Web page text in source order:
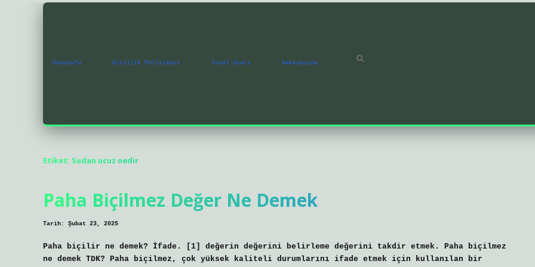
Anasayfa Gizlilik Politikası Yasal Uyarı Hakkımızda
Etiket: Sudan ucuz nedir
Paha Biçilmez Değer Ne Demek
Tarih: Şubat 23, 2025
Paha biçilir ne demek? İfade. [1] değerin değerini belirleme değerini takdir etmek. Paha biçilmez
ne demek TDK? Paha biçilmez, çok yüksek kaliteli durumlarını ifade etmek için kullanılan bir